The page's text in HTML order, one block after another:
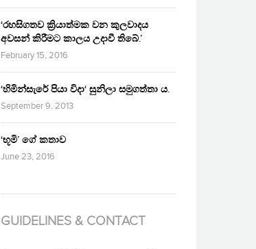
‘රහසිගතව ක්‍රියාත්මක වන කුලවාදය
අවසන් කිරීමට කාලය උදාවී තිබේ.’
February 15, 2016
‘හිමින්සැරේ පියා විදා‘ සුනිලා සමුගත්තා ය.
September 9, 2013
‘භූමි’ ගේ කතාව
June 23, 2016
GUIDELINES & CONTACT